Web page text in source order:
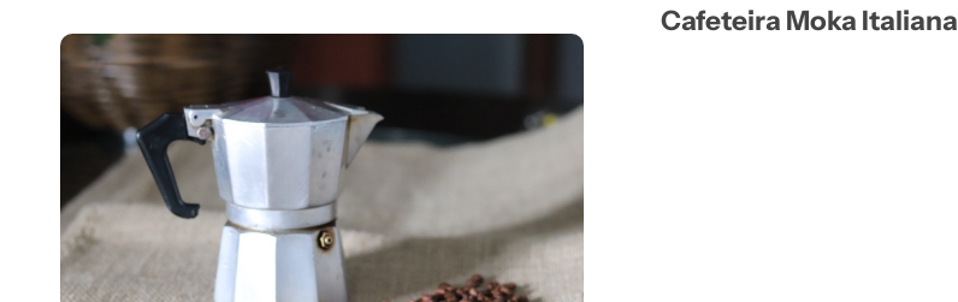
Cafeteira Moka Italiana